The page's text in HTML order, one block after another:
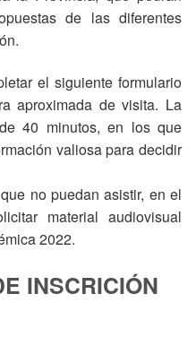
de las diferentes
el siguiente formulario
aproximada de visita. La
40 minutos, en los que
valiosa para decidir
no puedan asistir, en el
material audiovisual
2022.
INSCRICIÓN